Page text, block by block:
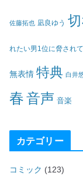
佐藤拓也 凪良ゆう
れたい男1位に脅されて
無表情 特典 白井
春音声 音楽
カテゴリー
コミック (123)